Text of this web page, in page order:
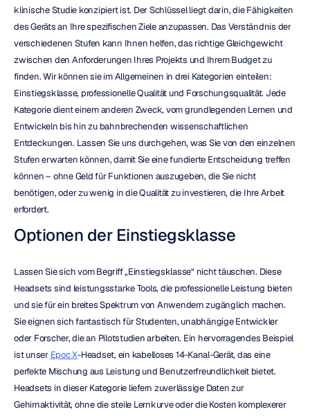
klinische Studie konzipiert ist. Der Schlüssel liegt darin, die Fähigkeiten
des Geräts an Ihre spezifischen Ziele anzupassen. Das Verständnis der
verschiedenen Stufen kann Ihnen helfen, das richtige Gleichgewicht
zwischen den Anforderungen Ihres Projekts und Ihrem Budget zu
finden. Wir können sie im Allgemeinen in drei Kategorien einteilen:
Einstiegsklasse, professionelle Qualität und Forschungsqualität. Jede
Kategorie dient einem anderen Zweck, vom grundlegenden Lernen und
Entwickeln bis hin zu bahnbrechenden wissenschaftlichen
Entdeckungen. Lassen Sie uns durchgehen, was Sie von den einzelnen
Stufen erwarten können, damit Sie eine fundierte Entscheidung treffen
können – ohne Geld für Funktionen auszugeben, die Sie nicht
benötigen, oder zu wenig in die Qualität zu investieren, die Ihre Arbeit
erfordert.
Optionen der Einstiegsklasse
Lassen Sie sich vom Begriff „Einstiegsklasse“ nicht täuschen. Diese
Headsets sind leistungsstarke Tools, die professionelle Leistung bieten
und sie für ein breites Spektrum von Anwendern zugänglich machen.
Sie eignen sich fantastisch für Studenten, unabhängige Entwickler
oder Forscher, die an Pilotstudien arbeiten. Ein hervorragendes Beispiel
ist unser Epoc X-Headset, ein kabelloses 14-Kanal-Gerät, das eine
perfekte Mischung aus Leistung und Benutzerfreundlichkeit bietet.
Headsets in dieser Kategorie liefern zuverlässige Daten zur
Gehirnaktivität, ohne die steile Lernkurve oder die Kosten komplexerer